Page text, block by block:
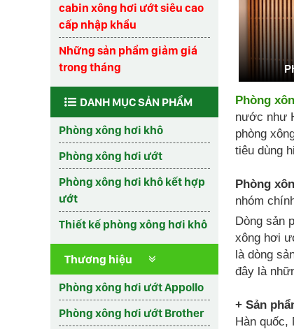
cabin xông hơi ướt siêu cao
cấp nhập khẩu
Những sản phẩm giảm giá
trong tháng
DANH MỤC SẢN PHẨM
Phòng xông hơi khô
Phòng xông hơi ướt
Phòng xông hơi khô kết hợp
ướt
Thiết kế phòng xông hơi khô
Thương hiệu
Phòng xông hơi ướt Appollo
Phòng xông hơi ướt Brother
Phòng
nước như
phòng
tiêu dùng
Phòng
nhóm
Dòng sản
xông hơi
là dòng
đây là
+ Sản
Hàn quốc,